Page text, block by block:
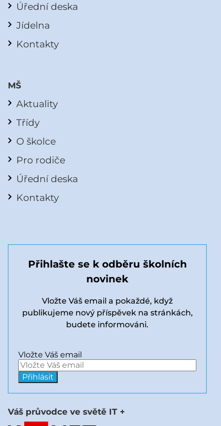
Úřední deska
Jídelna
Kontakty
MŠ
Aktuality
Třídy
O školce
Pro rodiče
Úřední deska
Kontakty
Přihlašte se k odběru školních
novinek
Vložte Váš email a pokaždé, když
publikujeme nový příspěvek na stránkách,
budete informováni.
Vložte Váš email
Váš průvodce ve světě IT +